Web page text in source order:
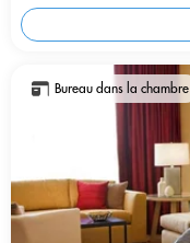
Bureau dans la chambre